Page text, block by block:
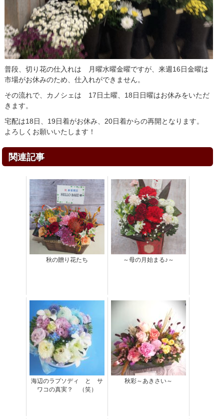
普段、切り花の仕入れは 月曜水曜金曜ですが、来週16日金曜は
市場がお休みのため、仕入れができません。
その流れで、カノシェは 17日土曜、18日日曜はお休みをいただ
きます。
宅配は18日、19日着がお休み、20日着からの再開となります。
よろしくお願いいたします！
関連記事
秋の贈り花たち ～母の月始まる♪～
海辺のラプソディ と サ
ワコの真実？ （笑）
秋彩～あきさい～